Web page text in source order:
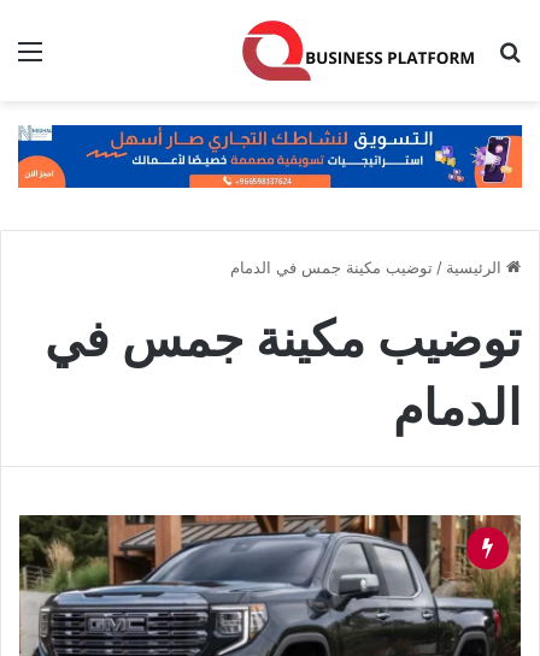
بحث عن
الرئيسية / توضيب مكينة جمس في الدمام
توضيب مكينة جمس في
الدمام